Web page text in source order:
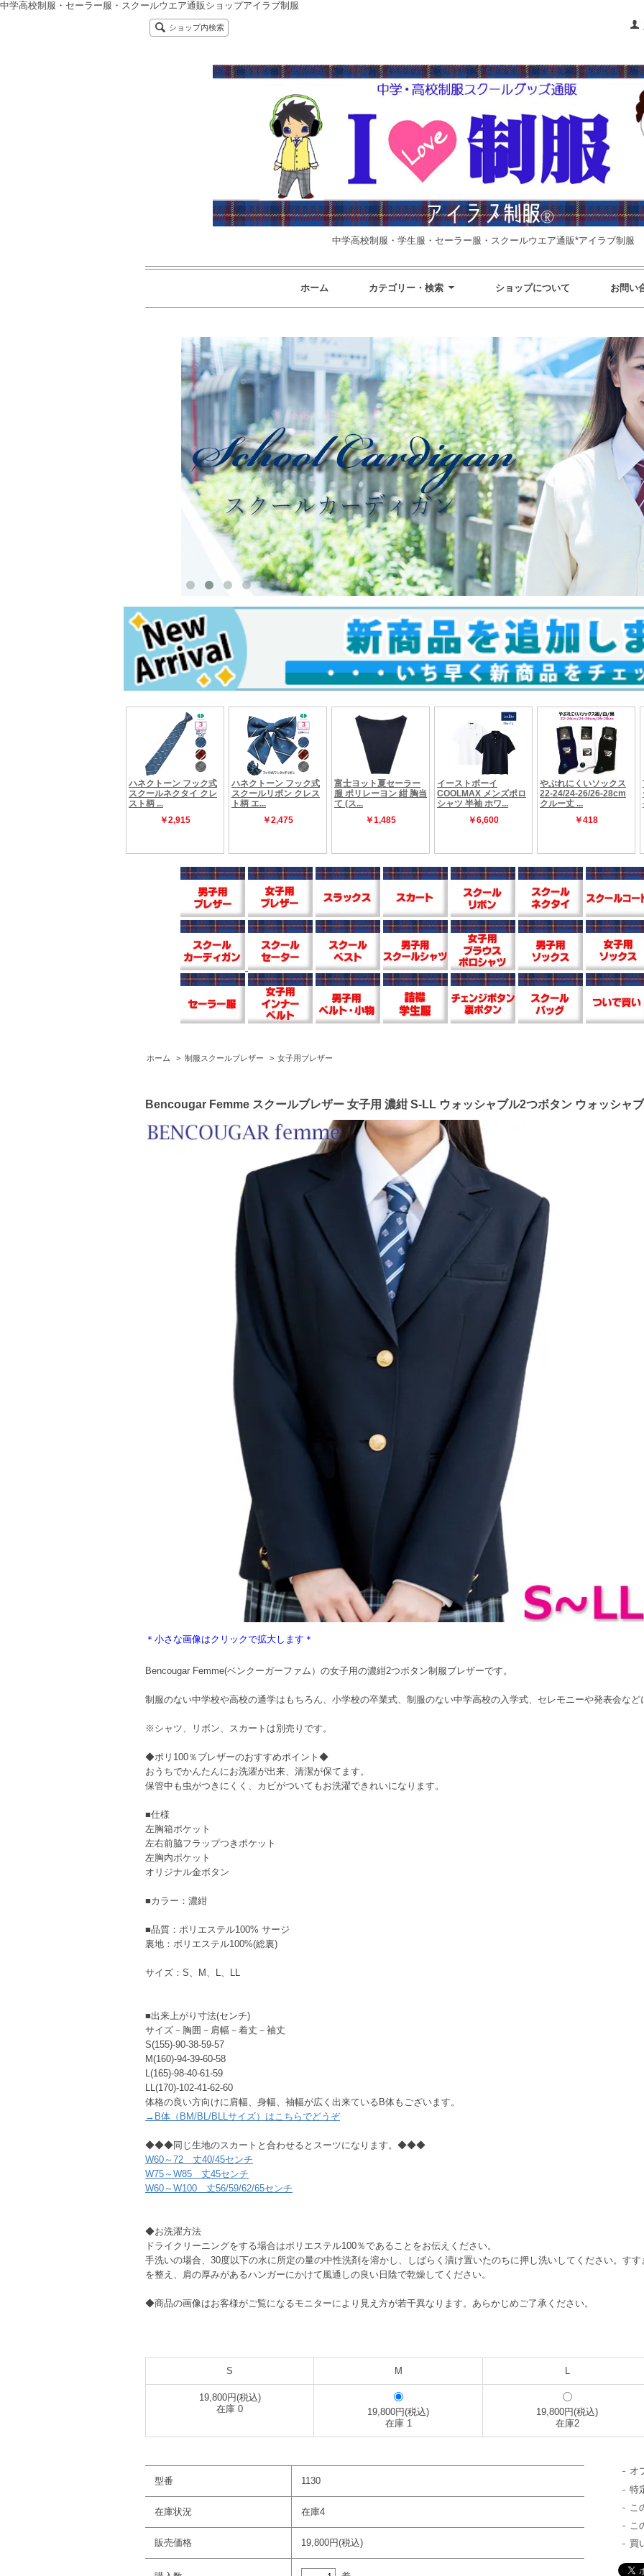
中学高校制服・セーラー服・スクールウエア通販ショップアイラブ制服
ショップ内検索
中学高校制服・学生服・セーラー服・スクールウエア通販*アイラブ制服
ホーム カテゴリー・検索 ショップについて お問い
ホーム > 制服スクールブレザー > 女子用ブレザー
Bencougar Femme スクールブレザー 女子用 濃紺 S-LL ウォッシャブル2つボタン ウォッシャ
＊小さな画像はクリックで拡大します＊
Bencougar Femme(ベンクーガーファム）の女子用の濃紺2つボタン制服ブレザーです。
制服のない中学校や高校の通学はもちろん、小学校の卒業式、制服のない中学高校の入学式、セレモニーや発表会など
※シャツ、リボン、スカートは別売りです。
◆ポリ100％ブレザーのおすすめポイント◆
おうちでかんたんにお洗濯が出来、清潔が保てます。
保管中も虫がつきにくく、カビがついてもお洗濯できれいになります。
■仕様
左胸箱ポケット
左右前脇フラップつきポケット
左胸内ポケット
オリジナル金ボタン
■カラー：濃紺
■品質：ポリエステル100% サージ
裏地：ポリエステル100%(総裏)
サイズ：S、M、L、LL
■出来上がり寸法(センチ)
サイズ－胸囲－肩幅－着丈－袖丈
S(155)-90-38-59-57
M(160)-94-39-60-58
L(165)-98-40-61-59
LL(170)-102-41-62-60
体格の良い方向けに肩幅、身幅、袖幅が広く出来ているB体もございます。
→B体（BM/BL/BLLサイズ）はこちらでどうぞ
◆◆◆同じ生地のスカートと合わせるとスーツになります。◆◆◆
W60～72 丈40/45センチ
W75～W85 丈45センチ
W60～W100 丈56/59/62/65センチ
◆お洗濯方法
ドライクリーニングをする場合はポリエステル100％であることをお伝えください。
手洗いの場合、30度以下の水に所定の量の中性洗剤を溶かし、しばらく漬け置いたのちに押し洗いしてください。す
を整え、肩の厚みがあるハンガーにかけて風通しの良い日陰で乾燥してください。
◆商品の画像はお客様がご覧になるモニターにより見え方が若干異なります。あらかじめご了承ください。
S M L
19,800円(税込)
在庫 0
19,800円(税込)
在庫 1
19,800円(税込)
在庫2
型番 1130
在庫状況 在庫4
販売価格 19,800円(税込)
オ
特
こ
こ
買